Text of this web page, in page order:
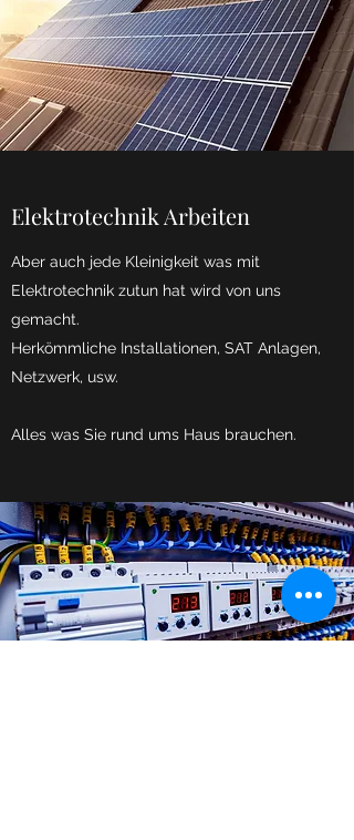
Elektrotechnik Arbeiten
Aber auch jede Kleinigkeit was mit
Elektrotechnik zutun hat wird von uns
gemacht.
Herkömmliche Installationen, SAT Anlagen,
Netzwerk, usw.
Alles was Sie rund ums Haus brauchen.